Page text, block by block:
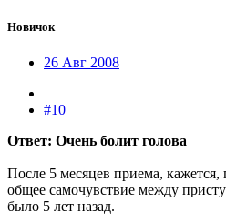
Новичок
26 Авг 2008
#10
Ответ: Очень болит голова
После 5 месяцев приема,
общее самочувствие между
было 5 лет назад.